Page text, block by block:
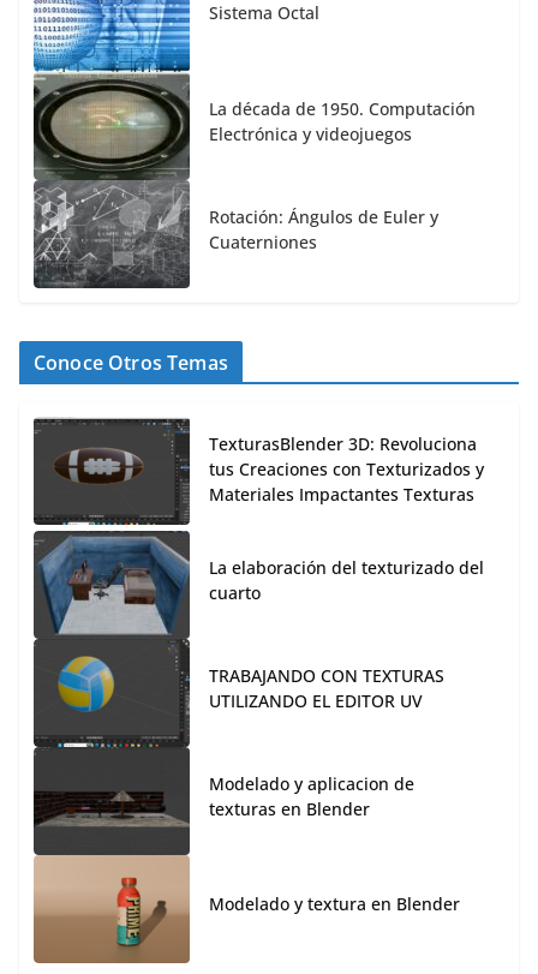
Sistema Octal
La década de 1950. Computación
Electrónica y videojuegos
Rotación: Ángulos de Euler y
Cuaterniones
Conoce Otros Temas
TexturasBlender 3D: Revoluciona
tus Creaciones con Texturizados y
Materiales Impactantes Texturas
La elaboración del texturizado del
cuarto
TRABAJANDO CON TEXTURAS
UTILIZANDO EL EDITOR UV
Modelado y aplicacion de
texturas en Blender
Modelado y textura en Blender